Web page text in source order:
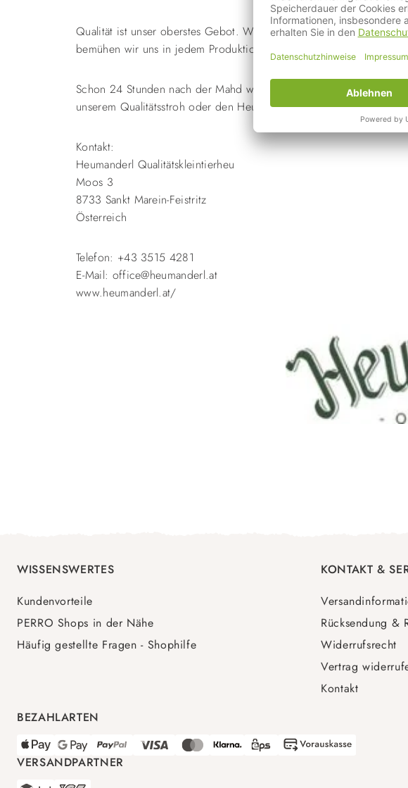
Qualität ist unser oberstes Gebot. Wir schätzen den Umgang mit
bemühen wir uns in jedem Produktionsschritt um einen schonenden
Schon 24 Stunden nach der Mahd wird unser Heu eingebracht
unserem Qualitätsstroh oder den Heublumenpellets. Das riecht,
Kontakt:
Heumanderl Qualitätskleintierheu
Moos 3
8733 Sankt Marein-Feistritz
Österreich
Telefon: +43 3515 4281
E-Mail: office@heumanderl.at
www.heumanderl.at/
WISSENSWERTES
Kundenvorteile
PERRO Shops in der Nähe
Häufig gestellte Fragen - Shophilfe
KONTAKT &
Rücksendung &
Widerrufsrecht
Vertrag
Kontakt
BEZAHLARTEN
VERSANDPARTNER